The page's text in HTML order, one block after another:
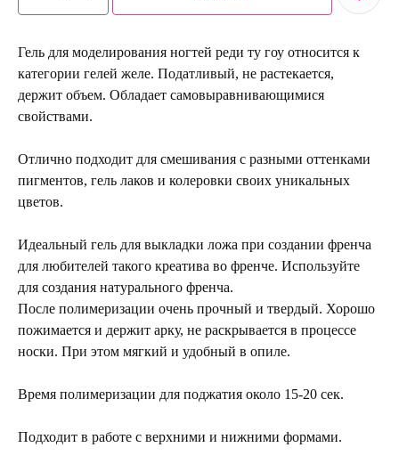
Гель для моделирования ногтей реди ту гоу относится к
категории гелей желе. Податливый, не растекается,
держит объем. Обладает самовыравнивающимися
свойствами.
Отлично подходит для смешивания с разными оттенками
пигментов, гель лаков и колеровки своих уникальных
цветов.
Идеальный гель для выкладки ложа при создании френча
для любителей такого креатива во френче. Используйте
для создания натурального френча.
После полимеризации очень прочный и твердый. Хорошо
пожимается и держит арку, не раскрывается в процессе
носки. При этом мягкий и удобный в опиле.
Время полимеризации для поджатия около 15-20 сек.
Подходит в работе с верхними и нижними формами.